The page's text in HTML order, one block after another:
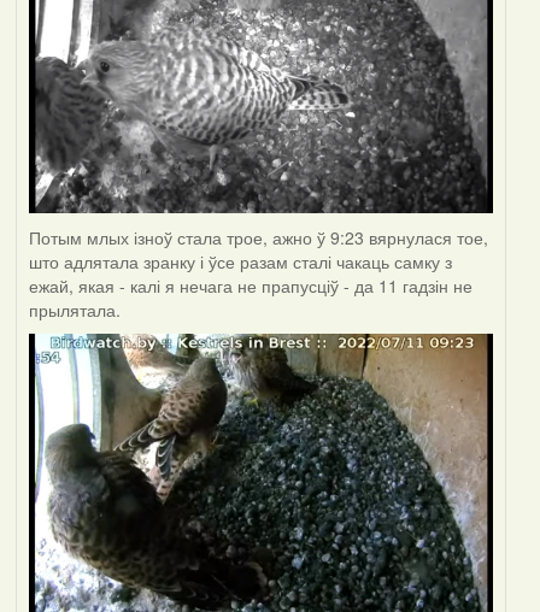
Потым млых ізноў стала трое, ажно ў 9:23 вярнулася тое,
што адлятала зранку і ўсе разам сталі чакаць самку з
ежай, якая - калі я нечага не прапусціў - да 11 гадзін не
прылятала.